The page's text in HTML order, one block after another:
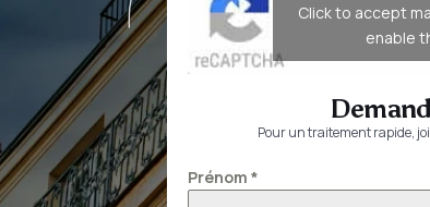
Click to accept
enable
Pour un traitement rapide,
Prénom *